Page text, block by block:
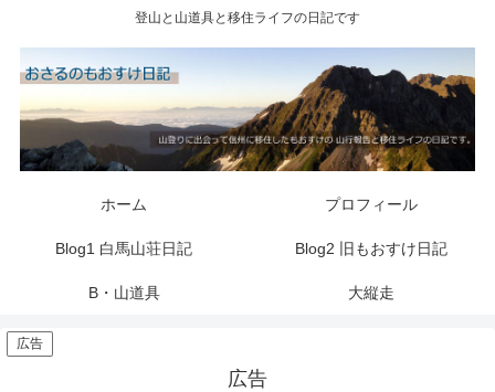
登山と山道具と移住ライフの日記です
ホーム プロフィール
Blog1 白馬山荘日記 Blog2 旧もおすけ日記
B・山道具 大縦走
広告
広告